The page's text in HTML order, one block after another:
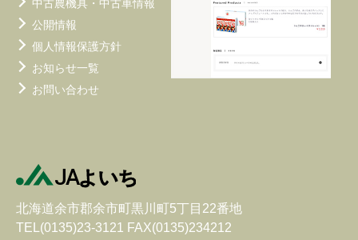
中古農機具・中古車情報
公開情報
個人情報保護方針
お知らせ一覧
お問い合わせ
北海道余市郡余市町黒川町5丁目22番地
TEL(0135)23-3121 FAX(0135)234212